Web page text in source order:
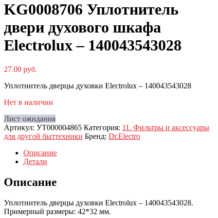
KG0008706 Уплотнитель
двери духового шкафа
Electrolux – 140043543028
27.00 руб.
Уплотнитель дверцы духовки Electrolux – 140043543028
Нет в наличии
Лист ожидания
Артикул: УТ000004865 Категория: 11. Фильтры и аксессуары
для другой быттехники Бренд: Dr.Electro
Описание
Детали
Описание
Уплотнитель дверцы духовки Electrolux – 140043543028.
Примерный размеры: 42*32 мм.